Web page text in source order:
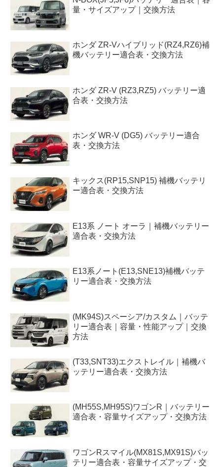
量・サイズアップ｜交換方法
ホンダ ZR-Vハイブリッド(RZ4,RZ6)補
機バッテリー適合表・交換方法
ホンダ ZR-V (RZ3,RZ5) バッテリー適
合表・交換方法
ホンダ WR-V (DG5) バッテリー適合
表・交換方法
キックス(RP15,SNP15) 補機バッテリ
ー適合表・交換方法
E13系 ノート オーラ｜補機バッテリー
適合表・交換方法
E13系ノート(E13,SNE13)補機バッテ
リー適合表・交換方法
(MK94S)スペーシア/カスタム｜バッテ
リー適合表｜容量・性能アップ｜交換
方法
(T33,SNT33)エクストレイル｜補機バ
ッテリー適合表・交換方法
(MH55S,MH95S)ワゴンR｜バッテリー
適合表・容量サイズアップ・交換方法
ワゴンRスマイル(MX81S,MX91S)バッ
テリー適合表・容量サイズアップ・交